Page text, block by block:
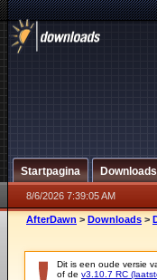
Startpagina Downloads
8/6/2026 7:39:05 AM
AfterDawn > Downloads >
Dit is een oude versie
of de v3.10.7 RC